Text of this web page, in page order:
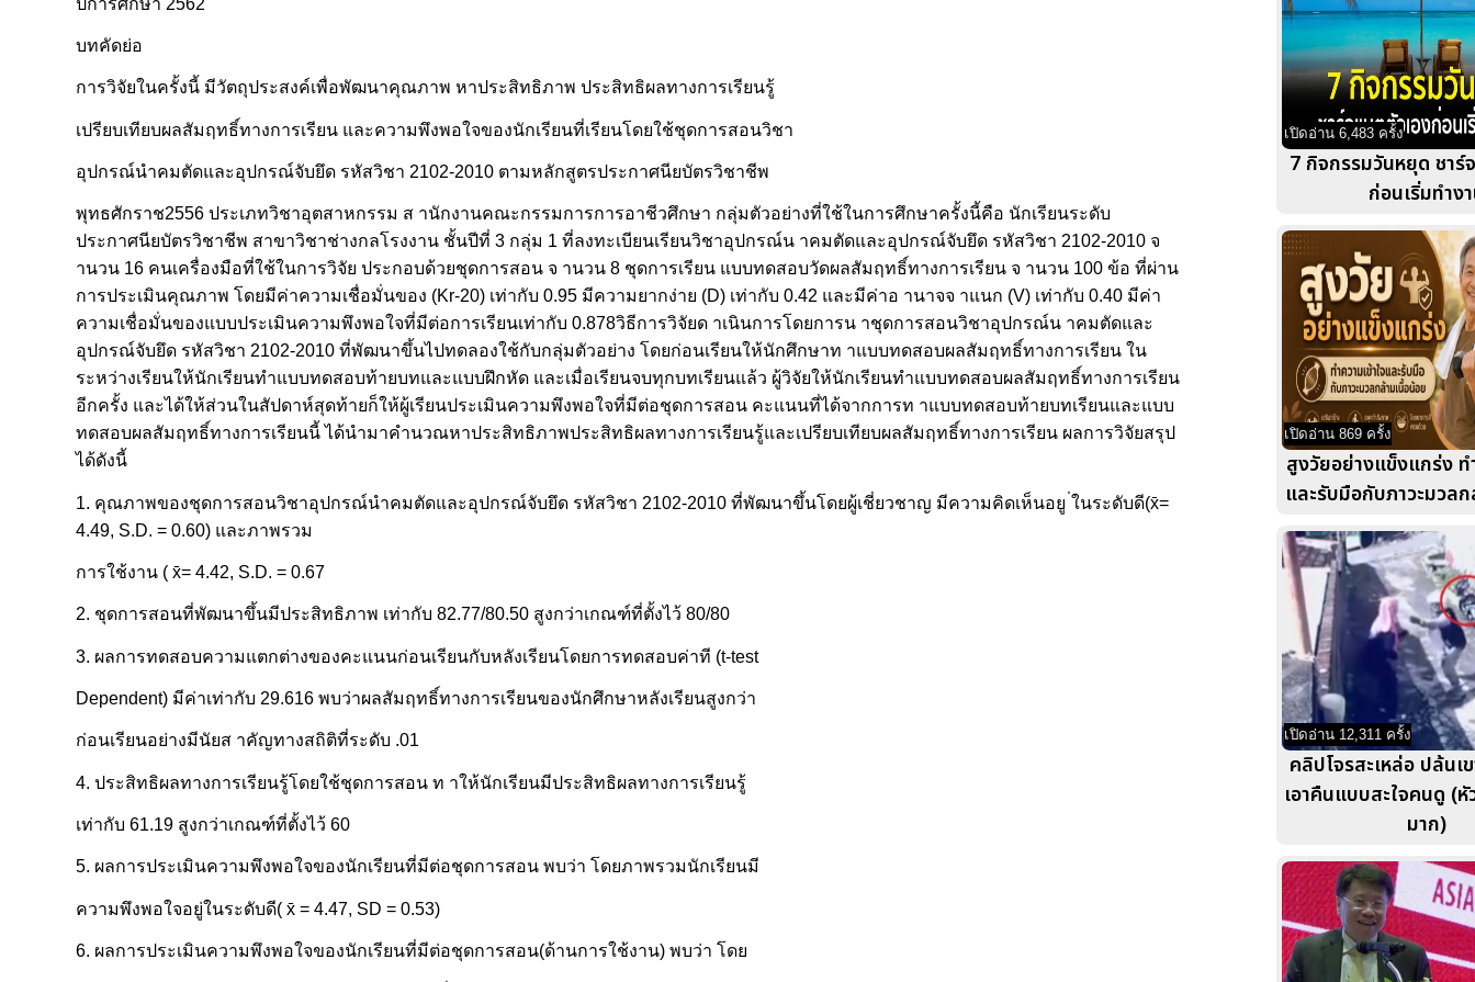
บทคัดย่อ
การวิจัยในครั้งนี้ มีวัตถุประสงค์เพื่อพัฒนาคุณภาพ หาประสิทธิภาพ ประสิทธิผลทางการเรียนรู้
เปรียบเทียบผลสัมฤทธิ์ทางการเรียน และความพึงพอใจของนักเรียนที่เรียนโดยใช้ชุดการสอนวิชา
อุปกรณ์นำคมตัดและอุปกรณ์จับยึด รหัสวิชา 2102-2010 ตามหลักสูตรประกาศนียบัตรวิชาชีพ
พุทธศักราช2556 ประเภทวิชาอุตสาหกรรม ส านักงานคณะกรรมการการอาชีวศึกษา กลุ่มตัวอย่างที่ใช้ในการศึกษาครั้งนี้คือ นักเรียนระดับ
ประกาศนียบัตรวิชาชีพ สาขาวิชาช่างกลโรงงาน ชั้นปีที่ 3 กลุ่ม 1 ที่ลงทะเบียนเรียนวิชาอุปกรณ์น าคมตัดและอุปกรณ์จับยึด รหัสวิชา 2102-2010 จ
านวน 16 คนเครื่องมือที่ใช้ในการวิจัย ประกอบด้วยชุดการสอน จ านวน 8 ชุดการเรียน แบบทดสอบวัดผลสัมฤทธิ์ทางการเรียน จ านวน 100 ข้อ ที่ผ่าน
การประเมินคุณภาพ โดยมีค่าความเชื่อมั่นของ (Kr-20) เท่ากับ 0.95 มีความยากง่าย (D) เท่ากับ 0.42 และมีค่าอ านาจจ าแนก (V) เท่ากับ 0.40 มีค่า
ความเชื่อมั่นของแบบประเมินความพึงพอใจที่มีต่อการเรียนเท่ากับ 0.878วิธีการวิจัยด าเนินการโดยการน าชุดการสอนวิชาอุปกรณ์น าคมตัดและ
อุปกรณ์จับยึด รหัสวิชา 2102-2010 ที่พัฒนาขึ้นไปทดลองใช้กับกลุ่มตัวอย่าง โดยก่อนเรียนให้นักศึกษาท าแบบทดสอบผลสัมฤทธิ์ทางการเรียน ใน
ระหว่างเรียนให้นักเรียนทำแบบทดสอบท้ายบทและแบบฝึกหัด และเมื่อเรียนจบทุกบทเรียนแล้ว ผู้วิจัยให้นักเรียนทำแบบทดสอบผลสัมฤทธิ์ทางการเรียน
อีกครั้ง และได้ให้ส่วนในสัปดาห์สุดท้ายก็ให้ผู้เรียนประเมินความพึงพอใจที่มีต่อชุดการสอน คะแนนที่ได้จากการท าแบบทดสอบท้ายบทเรียนและแบบ
ทดสอบผลสัมฤทธิ์ทางการเรียนนี้ ได้นำมาคำนวณหาประสิทธิภาพประสิทธิผลทางการเรียนรู้และเปรียบเทียบผลสัมฤทธิ์ทางการเรียน ผลการวิจัยสรุป
ได้ดังนี้
1. คุณภาพของชุดการสอนวิชาอุปกรณ์นำคมตัดและอุปกรณ์จับยึด รหัสวิชา 2102-2010 ที่พัฒนาขึ้นโดยผู้เชี่ยวชาญ มีความคิดเห็นอยู ่ในระดับดี(x̄=
4.49, S.D. = 0.60) และภาพรวม
การใช้งาน ( x̄= 4.42, S.D. = 0.67
2. ชุดการสอนที่พัฒนาขึ้นมีประสิทธิภาพ เท่ากับ 82.77/80.50 สูงกว่าเกณฑ์ที่ตั้งไว้ 80/80
3. ผลการทดสอบความแตกต่างของคะแนนก่อนเรียนกับหลังเรียนโดยการทดสอบค่าที (t-test
Dependent) มีค่าเท่ากับ 29.616 พบว่าผลสัมฤทธิ์ทางการเรียนของนักศึกษาหลังเรียนสูงกว่า
ก่อนเรียนอย่างมีนัยส าคัญทางสถิติที่ระดับ .01
4. ประสิทธิผลทางการเรียนรู้โดยใช้ชุดการสอน ท าให้นักเรียนมีประสิทธิผลทางการเรียนรู้
เท่ากับ 61.19 สูงกว่าเกณฑ์ที่ตั้งไว้ 60
5. ผลการประเมินความพึงพอใจของนักเรียนที่มีต่อชุดการสอน พบว่า โดยภาพรวมนักเรียนมี
ความพึงพอใจอยู่ในระดับดี( x̄ = 4.47, SD = 0.53)
6. ผลการประเมินความพึงพอใจของนักเรียนที่มีต่อชุดการสอน(ด้านการใช้งาน) พบว่า โดย
เปิดอ่าน 6,483 ครั้ง
7 กิจกรรมวันหยุด ชาร์
ก่อนเริ่มทำง
เปิดอ่าน 869 ครั้ง
สูงวัยอย่างแข็งแกร่ง ท
และรับมือกับภาวะมวล
เปิดอ่าน 12,311 ครั้ง
คลิปโจรสะเหล่อ ปล้นเ
เอาคืนแบบสะใจคนดู (หั
มาก)